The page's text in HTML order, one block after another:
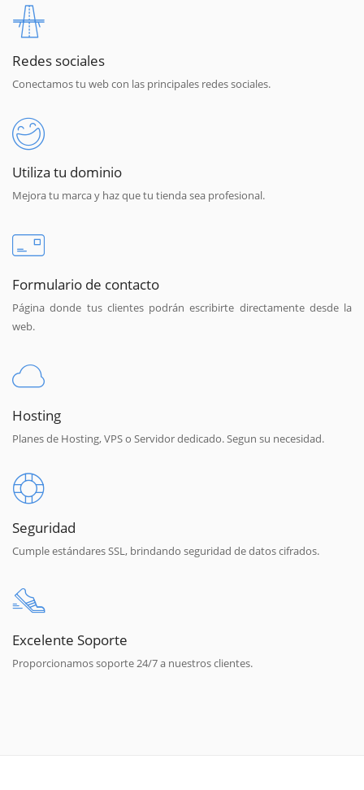
Redes sociales
Conectamos tu web con las principales redes sociales.
Utiliza tu dominio
Mejora tu marca y haz que tu tienda sea profesional.
Formulario de contacto
Página donde tus clientes podrán escribirte directamente desde la
web.
Hosting
Planes de Hosting, VPS o Servidor dedicado. Segun su necesidad.
Seguridad
Cumple estándares SSL, brindando seguridad de datos cifrados.
Excelente Soporte
Proporcionamos soporte 24/7 a nuestros clientes.